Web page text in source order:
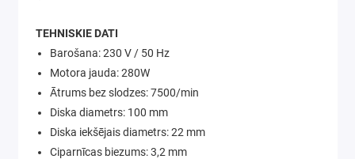
TEHNISKIE DATI
Barošana: 230 V / 50 Hz
Motora jauda: 280W
Ātrums bez slodzes: 7500/min
Diska diametrs: 100 mm
Diska iekšējais diametrs: 22 mm
Ciparnīcas biezums: 3,2 mm